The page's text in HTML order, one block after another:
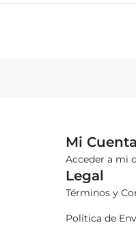
Mi Cuenta
Acceder a mi
Legal
Términos y
Política de